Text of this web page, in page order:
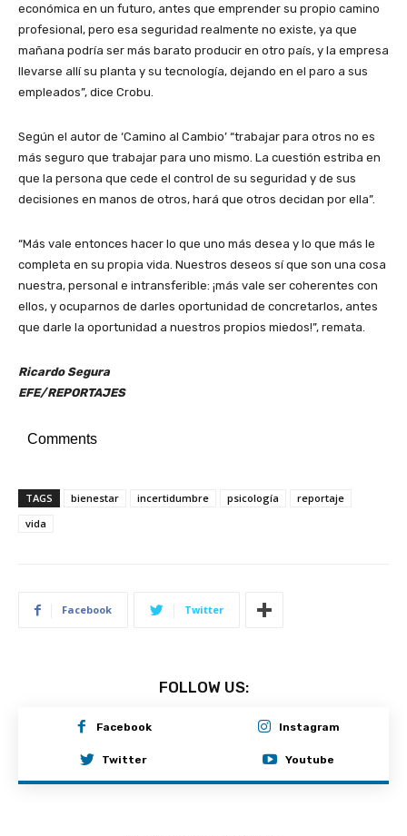
económica en un futuro, antes que emprender su propio camino
profesional, pero esa seguridad realmente no existe, ya que
mañana podría ser más barato producir en otro país, y la empresa
llevarse allí su planta y su tecnología, dejando en el paro a sus
empleados”, dice Crobu.
Según el autor de ‘Camino al Cambio’ “trabajar para otros no es
más seguro que trabajar para uno mismo. La cuestión estriba en
que la persona que cede el control de su seguridad y de sus
decisiones en manos de otros, hará que otros decidan por ella”.
“Más vale entonces hacer lo que uno más desea y lo que más le
completa en su propia vida. Nuestros deseos sí que son una cosa
nuestra, personal e intransferible: ¡más vale ser coherentes con
ellos, y ocuparnos de darles oportunidad de concretarlos, antes
que darle la oportunidad a nuestros propios miedos!”, remata.
Ricardo Segura
EFE/REPORTAJES
Comments
TAGS bienestar incertidumbre psicología
reportaje
vida
Facebook Twitter
FOLLOW US:
Facebook Instagram
Twitter Youtube